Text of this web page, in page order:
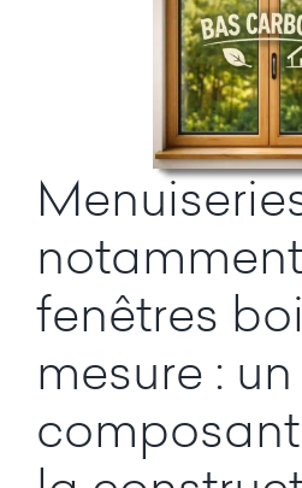
fenêtres
mesure : un